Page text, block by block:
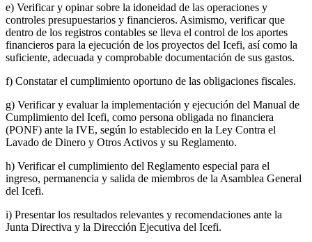
e) Verificar y opinar sobre la idoneidad de las operaciones y
controles presupuestarios y financieros. Asimismo, verificar que
dentro de los registros contables se lleva el control de los aportes
financieros para la ejecución de los proyectos del Icefi, así como la
suficiente, adecuada y comprobable documentación de sus gastos.
f) Constatar el cumplimiento oportuno de las obligaciones fiscales.
g) Verificar y evaluar la implementación y ejecución del Manual de
Cumplimiento del Icefi, como persona obligada no financiera
(PONF) ante la IVE, según lo establecido en la Ley Contra el
Lavado de Dinero y Otros Activos y su Reglamento.
h) Verificar el cumplimiento del Reglamento especial para el
ingreso, permanencia y salida de miembros de la Asamblea General
del Icefi.
i) Presentar los resultados relevantes y recomendaciones ante la
Junta Directiva y la Dirección Ejecutiva del Icefi.